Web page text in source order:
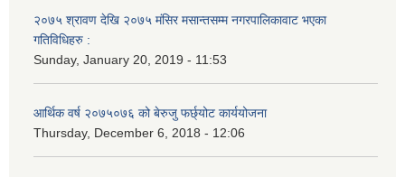
२०७५ श्रावण देखि २०७५ मंसिर मसान्तसम्म नगरपालिकावाट भएका
गतिविधिहरु :
Sunday, January 20, 2019 - 11:53
आर्थिक वर्ष २०७५०७६ को बेरुजु फर्छ्योट कार्ययोजना
Thursday, December 6, 2018 - 12:06